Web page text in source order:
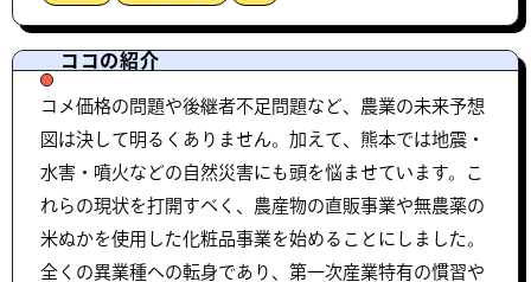
ココの紹介
コメ価格の問題や後継者不足問題など、農業の未来予想
図は決して明るくありません。​加えて、熊本では地震・
水害・噴火などの自然災害にも頭を悩ませています。こ
れらの現状を打開すべく、農産物の直販事業や無農薬の
米ぬかを使用した化粧品事業を始めることにしました。
全くの異業種への転身であり、第一次産業特有の慣習や